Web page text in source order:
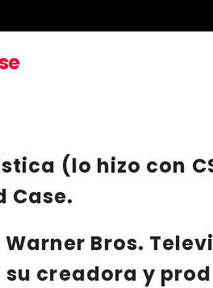
(lo hizo con
Case.
Warner Bros.
su creadora y